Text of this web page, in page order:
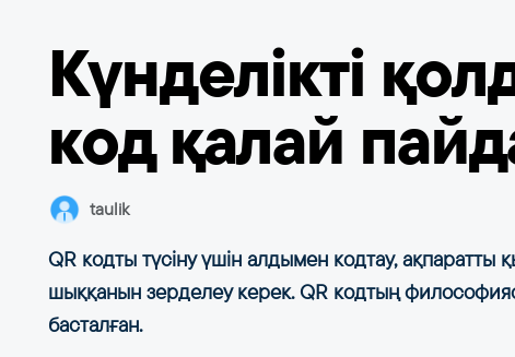
Күнделікті
код қалай
taulik
QR кодты түсіну үшін алдымен кодтау, ақпаратты
шыққанын зерделеу керек. QR кодтың
басталған.